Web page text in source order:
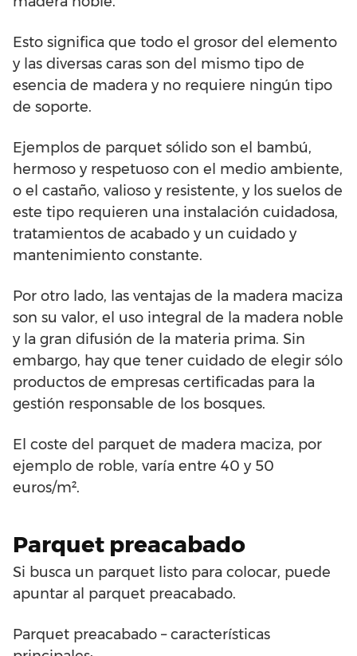
Esto significa que todo el grosor del elemento
y las diversas caras son del mismo tipo de
esencia de madera y no requiere ningún tipo
de soporte.
Ejemplos de parquet sólido son el bambú,
hermoso y respetuoso con el medio ambiente,
o el castaño, valioso y resistente, y los suelos de
este tipo requieren una instalación cuidadosa,
tratamientos de acabado y un cuidado y
mantenimiento constante.
Por otro lado, las ventajas de la madera maciza
son su valor, el uso integral de la madera noble
y la gran difusión de la materia prima. Sin
embargo, hay que tener cuidado de elegir sólo
productos de empresas certificadas para la
gestión responsable de los bosques.
El coste del parquet de madera maciza, por
ejemplo de roble, varía entre 40 y 50
euros/m².
Parquet preacabado
Si busca un parquet listo para colocar, puede
apuntar al parquet preacabado.
Parquet preacabado – características